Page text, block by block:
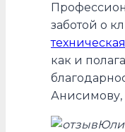
заботой о
как и